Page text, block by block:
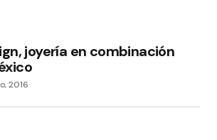
joyería en combinación
2016